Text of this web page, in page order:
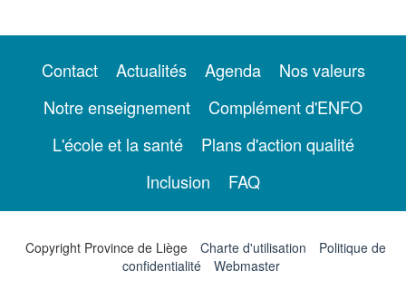
Contact Actualités Agenda
Nos valeurs
Notre enseignement
Complément d'ENFO
L'école et la santé
Plans d'action qualité
Inclusion
FAQ
Copyright Province de Liège Charte d'utilisation
Politique de
confidentialité
Webmaster